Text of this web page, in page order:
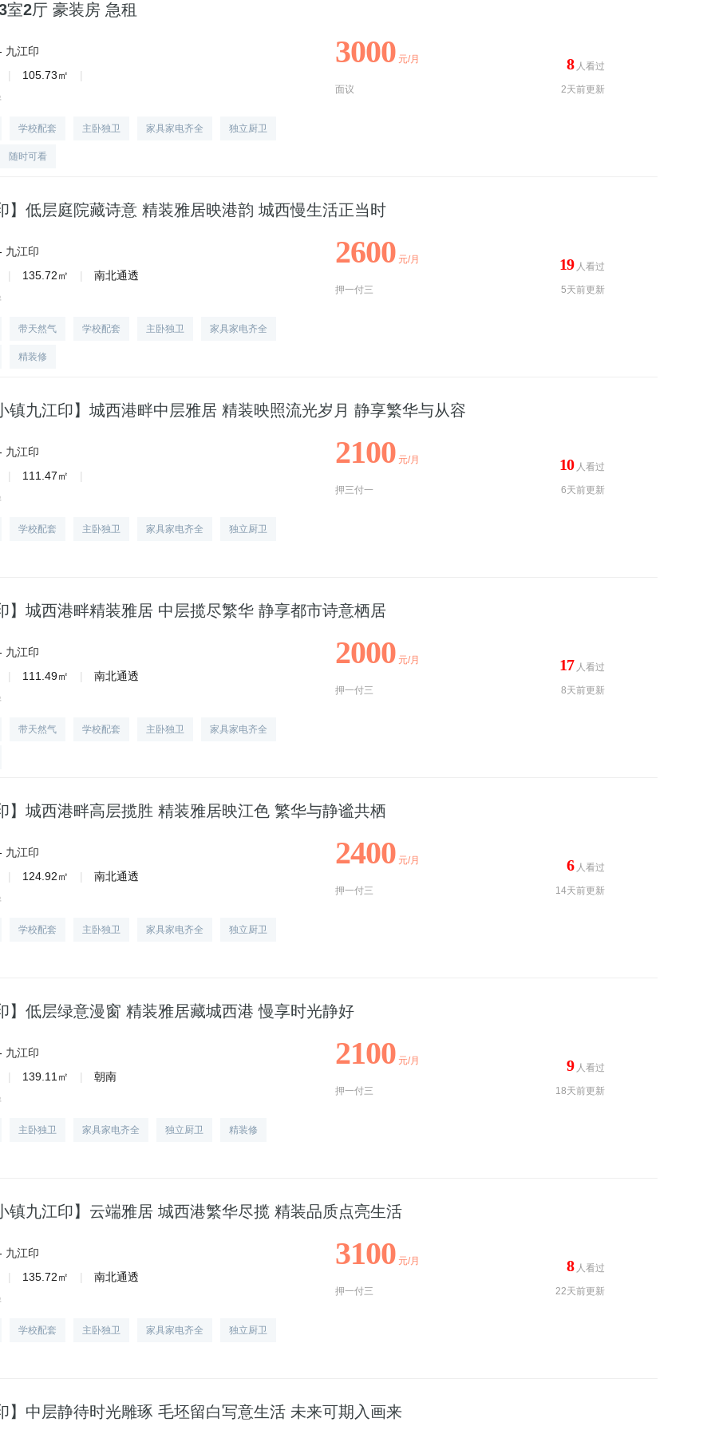
室2厅 豪装房 急租
九江印
|
105.73㎡
|
学校配套 主卧独卫 家具家电齐全 独立厨卫
随时可看
8 人看过
2天前更新
3000 元/月
面议
】低层庭院藏诗意 精装雅居映港韵 城西慢生活正当时
九江印
|
135.72㎡ |
南北通透
带天然气 学校配套 主卧独卫 家具家电齐全
精装修
19 人看过
5天前更新
2600 元/月
押一付三
镇九江印】城西港畔中层雅居 精装映照流光岁月 静享繁华与从容
九江印
|
111.47㎡
|
学校配套 主卧独卫 家具家电齐全 独立厨卫
10 人看过
6天前更新
2100 元/月
押三付一
】城西港畔精装雅居 中层揽尽繁华 静享都市诗意栖居
九江印
|
111.49㎡ |
南北通透
带天然气 学校配套 主卧独卫 家具家电齐全
17 人看过
8天前更新
2000 元/月
押一付三
】城西港畔高层揽胜 精装雅居映江色 繁华与静谧共栖
九江印
|
124.92㎡ |
南北通透
学校配套 主卧独卫 家具家电齐全 独立厨卫
6 人看过
14天前更新
2400 元/月
押一付三
】低层绿意漫窗 精装雅居藏城西港 慢享时光静好
九江印
|
139.11㎡ |
朝南
主卧独卫 家具家电齐全 独立厨卫 精装修
9 人看过
18天前更新
2100 元/月
押一付三
镇九江印】云端雅居 城西港繁华尽揽 精装品质点亮生活
九江印
|
135.72㎡ |
南北通透
学校配套 主卧独卫 家具家电齐全 独立厨卫
8 人看过
22天前更新
3100 元/月
押一付三
】中层静待时光雕琢 毛坯留白写意生活 未来可期入画来